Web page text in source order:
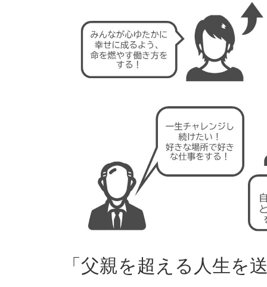
「父親を超える人生を